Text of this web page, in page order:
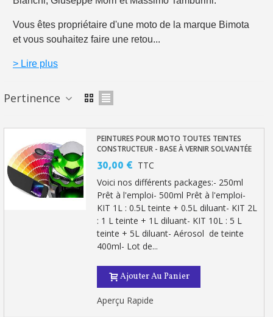
Réduction de 5€ sur la première commande
10€ de bon d'achat pour chaque parrainage
Livraison offerte en France métropolitaine pour 250€ d'achats
Votre devis en ligne en moins d'1 minute
Partagez vos créations et obtenez des bons d'achat
Gagnez des points de fidélité à chaque commande
Livraison sous 24 h en France Métropolitaine
Retour produits sous 14 jours
Réduction de 5€ sur la première commande
10€ de bon d'achat pour chaque parrainage
Inscription à la newsletter : 5€ de réduction
Vous êtes propriétaire d'une moto de la marque Bimota
et vous souhaitez faire une retou...
> Lire plus
Pertinence
PEINTURES POUR MOTO TOUTES TEINTES
CONSTRUCTEUR - BASE À VERNIR SOLVANTÉE
30,00 € TTC
Voici nos différents packages:- 250ml
Prêt à l'emploi- 500ml Prêt à l'emploi-
KIT 1L : 0.5L teinte + 0.5L diluant- KIT 2L
: 1 L teinte + 1L diluant- KIT 10L : 5 L
teinte + 5L diluant- Aérosol de teinte
400ml- Lot de...
Ajouter Au Panier
Aperçu Rapide